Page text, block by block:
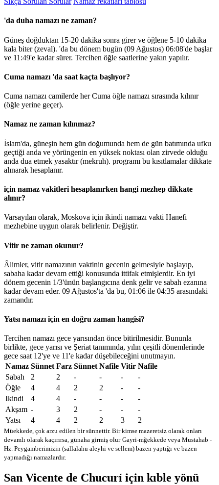
'da duha namazı ne zaman?
Güneş doğduktan 15-20 dakika sonra girer ve öğlene 5-10 dakika
kala biter (zeval). 'da bu dönem bugün (09 Ağustos) 06:08'de başlar
ve 11:49'e kadar sürer. Tercihen öğle saatlerine yakın yapılır.
Cuma namazı 'da saat kaçta başlıyor?
Cuma namazı camilerde her Cuma öğle namazı sırasında kılınır
(öğle yerine geçer).
Namaz ne zaman kılınmaz?
İslam'da, güneşin hem gün doğumunda hem de gün batımında ufku
geçtiği anda ve yörüngenin en yüksek noktası olan zirvede olduğu
anda dua etmek yasaktır (mekruh). programı bu kısıtlamalar dikkate
alınarak hesaplanır.
için namaz vakitleri hesaplanırken hangi mezhep dikkate
alınır?
Varsayılan olarak, Moskova için ikindi namazı vakti Hanefi
mezhebine uygun olarak belirlenir. Değiştir.
Vitir ne zaman okunur?
Âlimler, vitir namazının vaktinin gecenin gelmesiyle başlayıp,
sabaha kadar devam ettiği konusunda ittifak etmişlerdir. En iyi
dönem gecenin 1/3'ünün başlangıcına denk gelir ve sabah ezanına
kadar devam eder. 09 Ağustos'ta 'da bu, 01:06 ile 04:35 arasındaki
zamandır.
Yatsı namazı için en doğru zaman hangisi?
Tercihen namazı gece yarısından önce bitirilmesidir. Bununla
birlikte, gece yarısı ve Şeriat tanımında, yılın çeşitli dönemlerinde
gece saat 12'ye ve 11'e kadar düşebileceğini unutmayın.
Namaz Sünnet Farz Sünnet Nafile Vitir Nafile
Sabah
2 2 - - -
-
Öğle
4 4 2 2 -
-
Ikindi
4 4 - - -
-
Akşam - 3 2 - -
-
Yatsı
4 4 2 2 3 2
Müekkede, çok arzu edilen bir sünnettir. Bir kimse mazeretsiz olarak onları
devamlı olarak kaçırırsa, günaha girmiş olur Gayri-mğekkede veya Mustahab -
Hz. Peygamberimizin (sallalahu aleyhi ve sellem) bazen yaptığı ve bazen
yapmadığı namazlardır.
San Vicente de Chucurí için kıble yönü